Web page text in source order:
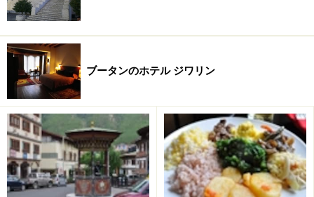
ブータンのホテル ジワリン